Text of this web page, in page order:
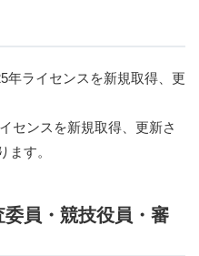
年ライセンスを新規取得、更
センスを新規取得、更新さ
ます。
員・競技役員・審